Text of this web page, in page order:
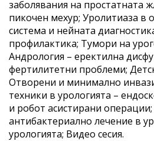
заболявания на простатната
пикочен мехур; Уролитиаза в
система и нейната
профилактика; Тумори на
Андрология – еректилна
фертилитетни проблеми;
Отворени и минимално
техники в урологията –
и робот асистирани операции;
антибактериално лечение в
урологията; Видео сесия.